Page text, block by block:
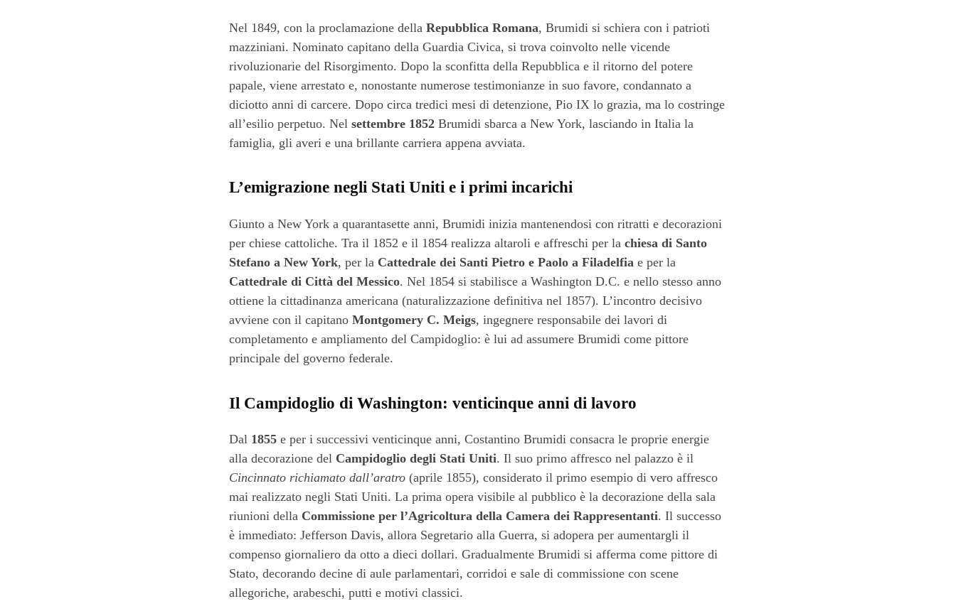
Nel 1849, con la proclamazione della Repubblica Romana, Brumidi si schiera con i patrioti
mazziniani. Nominato capitano della Guardia Civica, si trova coinvolto nelle vicende
rivoluzionarie del Risorgimento. Dopo la sconfitta della Repubblica e il ritorno del potere
papale, viene arrestato e, nonostante numerose testimonianze in suo favore, condannato a
diciotto anni di carcere. Dopo circa tredici mesi di detenzione, Pio IX lo grazia, ma lo costringe
all’esilio perpetuo. Nel settembre 1852 Brumidi sbarca a New York, lasciando in Italia la
famiglia, gli averi e una brillante carriera appena avviata.
L’emigrazione negli Stati Uniti e i primi incarichi
Giunto a New York a quarantasette anni, Brumidi inizia mantenendosi con ritratti e decorazioni
per chiese cattoliche. Tra il 1852 e il 1854 realizza altaroli e affreschi per la chiesa di Santo
Stefano a New York, per la Cattedrale dei Santi Pietro e Paolo a Filadelfia e per la
Cattedrale di Città del Messico. Nel 1854 si stabilisce a Washington D.C. e nello stesso anno
ottiene la cittadinanza americana (naturalizzazione definitiva nel 1857). L’incontro decisivo
avviene con il capitano Montgomery C. Meigs, ingegnere responsabile dei lavori di
completamento e ampliamento del Campidoglio: è lui ad assumere Brumidi come pittore
principale del governo federale.
Il Campidoglio di Washington: venticinque anni di lavoro
Dal 1855 e per i successivi venticinque anni, Costantino Brumidi consacra le proprie energie
alla decorazione del Campidoglio degli Stati Uniti. Il suo primo affresco nel palazzo è il
Cincinnato richiamato dall’aratro (aprile 1855), considerato il primo esempio di vero affresco
mai realizzato negli Stati Uniti. La prima opera visibile al pubblico è la decorazione della sala
riunioni della Commissione per l’Agricoltura della Camera dei Rappresentanti. Il successo
è immediato: Jefferson Davis, allora Segretario alla Guerra, si adopera per aumentargli il
compenso giornaliero da otto a dieci dollari. Gradualmente Brumidi si afferma come pittore di
Stato, decorando decine di aule parlamentari, corridoi e sale di commissione con scene
allegoriche, arabeschi, putti e motivi classici.